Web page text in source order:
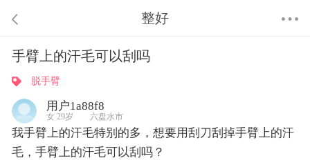
整好
手臂上的汗毛可以刮吗
脱手臂
用户1a88f8
女 29岁 六盘水市
我手臂上的汗毛特别的多，想要用刮刀刮掉手臂上的汗
毛，手臂上的汗毛可以刮吗？